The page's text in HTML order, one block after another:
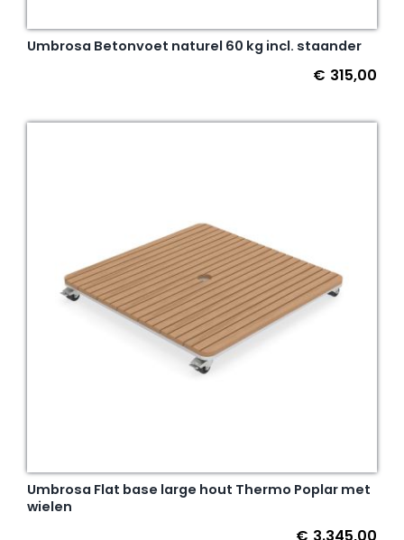
Umbrosa Betonvoet naturel 60 kg incl. staander
€ 315,00
Umbrosa Flat base large hout Thermo Poplar met
wielen
€ 3.345,00